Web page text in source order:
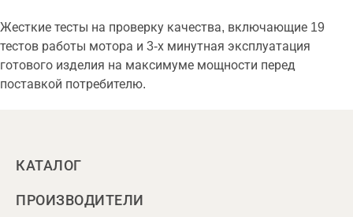
Жесткие тесты на проверку качества, включающие 19
тестов работы мотора и 3-х минутная эксплуатация
готового изделия на максимуме мощности перед
поставкой потребителю.
КАТАЛОГ
ПРОИЗВОДИТЕЛИ